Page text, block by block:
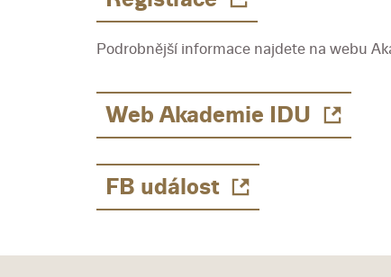
Podrobnější informace najdete na webu
Web Akademie IDU
FB událost